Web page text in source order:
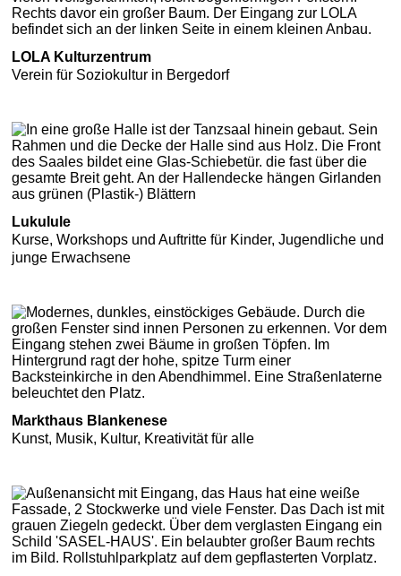
LOLA Kulturzentrum
Verein für Soziokultur in Bergedorf
Lukulule
Kurse, Workshops und Auftritte für Kinder, Jugendliche und
junge Erwachsene
Markthaus Blankenese
Kunst, Musik, Kultur, Kreativität für alle